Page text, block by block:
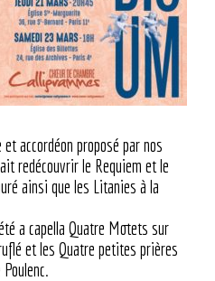
accordéon proposé par nos
redécouvrir le Requiem et le
ainsi que les Litanies à la
a capella Quatre Motets sur
et les Quatre petites prières